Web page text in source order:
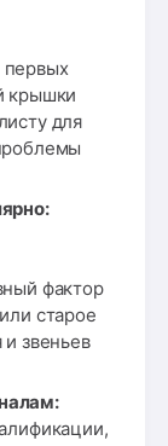
крышки
для
фактор
старое
звеньев